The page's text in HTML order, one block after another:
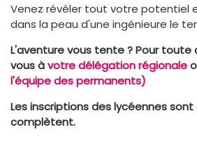
Venez révéler tout votre potentiel
dans la peau d'une ingénieure le
L'aventure vous tente ? Pour toute
vous àvotre délégation régionale
l'équipe des permanents)
Les inscriptions des lycéennes
complètent.